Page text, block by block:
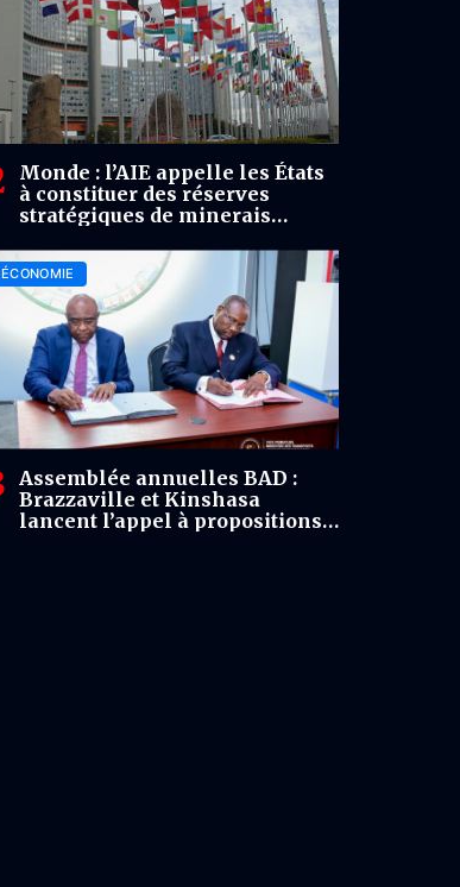
Monde : l’AIE appelle les États
à constituer des réserves
stratégiques de minerais
d’approvisionnement
ÉCONOMIE
Assemblée annuelles BAD :
Brazzaville et Kinshasa
lancent l’appel à propositions